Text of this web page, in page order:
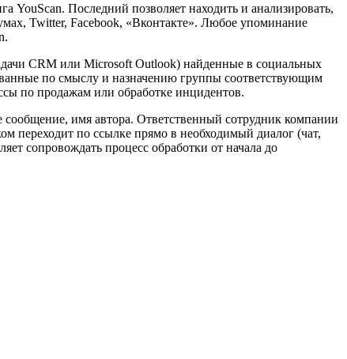
Последний позволяет находить и анализировать,
Twitter, Facebook, «Вконтакте». Любое упоминание
CRM или Microsoft Outlook) найденные в социальных
по смыслу и назначению группы соответствующим
по продажам или обработке инцидентов.
имя автора. Ответственный сотрудник компании
переходит по ссылке прямо в необходимый диалог (чат,
сопровождать процесс обработки от начала до